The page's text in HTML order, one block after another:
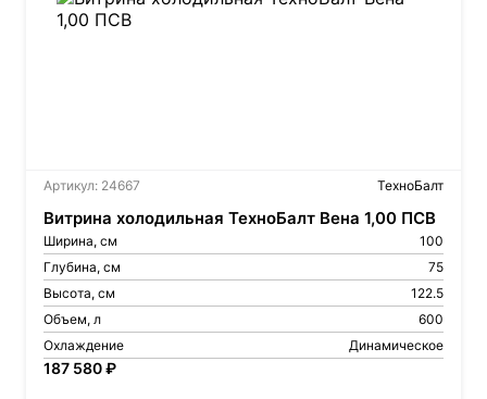
Артикул: 24667 ТехноБалт
Витрина холодильная ТехноБалт Вена 1,00 ПСВ
Ширина, см
100
Глубина, см
75
Высота, см
122.5
Объем, л
600
Охлаждение
Динамическое
187 580 ₽